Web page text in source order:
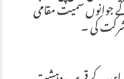
جوانوں سمیت مقامی
کی ۔